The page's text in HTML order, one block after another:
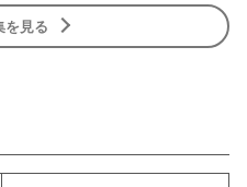
を見る